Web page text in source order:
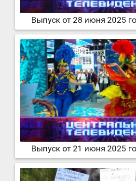
Выпуск от 28 июня 2025
Выпуск от 21 июня 2025